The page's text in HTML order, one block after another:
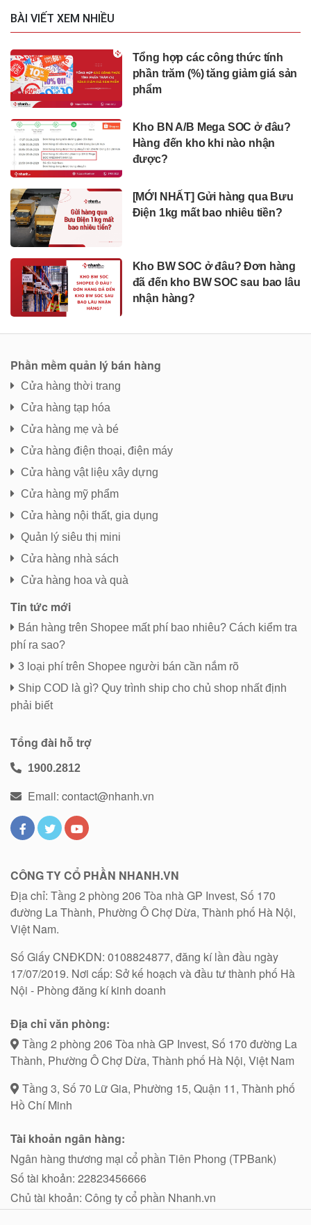
BÀI VIẾT XEM NHIỀU
Tổng hợp các công thức tính
phần trăm (%) tăng giảm giá sản
phẩm
Kho BN A/B Mega SOC ở đâu?
Hàng đến kho khi nào nhận
được?
[MỚI NHẤT] Gửi hàng qua Bưu
Điện 1kg mất bao nhiêu tiền?
Kho BW SOC ở đâu? Đơn hàng
đã đến kho BW SOC sau bao lâu
nhận hàng?
Phần mềm quản lý bán hàng
Cửa hàng thời trang
Cửa hàng tạp hóa
Cửa hàng mẹ và bé
Cửa hàng điện thoại, điện máy
Cửa hàng vật liệu xây dựng
Cửa hàng mỹ phẩm
Cửa hàng nội thất, gia dụng
Quản lý siêu thị mini
Cửa hàng nhà sách
Cửa hàng hoa và quà
Tin tức mới
Bán hàng trên Shopee mất phí bao nhiêu? Cách kiểm tra
phí ra sao?
3 loại phí trên Shopee người bán cần nắm rõ
Ship COD là gì? Quy trình ship cho chủ shop nhất định
phải biết
Tổng đài hỗ trợ
1900.2812
Email: contact@nhanh.vn
CÔNG TY CỔ PHẦN NHANH.VN
Địa chỉ: Tầng 2 phòng 206 Tòa nhà GP Invest, Số 170
đường La Thành, Phường Ô Chợ Dừa, Thành phố Hà Nội,
Việt Nam.
Số Giấy CNĐKDN: 0108824877, đăng kí lần đầu ngày
17/07/2019. Nơi cấp: Sở kế hoạch và đầu tư thành phố Hà
Nội - Phòng đăng kí kinh doanh
Địa chỉ văn phòng:
Tầng 2 phòng 206 Tòa nhà GP Invest, Số 170 đường La
Thành, Phường Ô Chợ Dừa, Thành phố Hà Nội, Việt Nam
Tầng 3, Số 70 Lữ Gia, Phường 15, Quận 11, Thành phố
Hồ Chí Minh
Tài khoản ngân hàng:
Ngân hàng thương mại cổ phần Tiên Phong (TPBank)
Số tài khoản: 22823456666
Chủ tài khoản: Công ty cổ phần Nhanh.vn